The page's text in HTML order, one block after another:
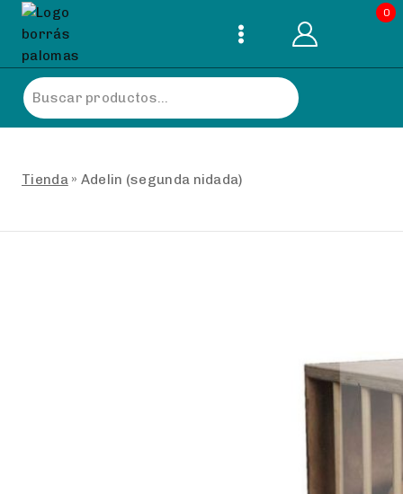
Skip
content
0
Buscar
por:
Tienda » Adelin (segunda nidada)